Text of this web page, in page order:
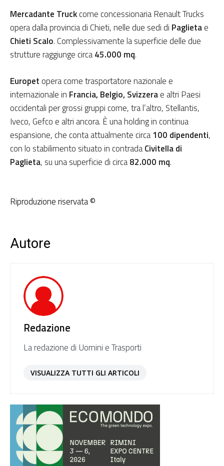
Mercadante Truckcome concessionaria Renault Trucks
opera dalla provincia di Chieti, nelle due sedi di Paglietae
Chieti Scalo. Complessivamente la superficie delle due
strutture raggiunge circa45.000 mq.
Europet opera come trasportatore nazionale e
internazionale in Francia, Belgio, Svizzerae altri Paesi
occidentali per grossi gruppi come, tra l’altro, Stellantis,
Iveco, Gefco e altri ancora. È una holding in continua
espansione, che conta attualmente circa100 dipendenti,
con lo stabilimento situato in contradaCivitella di
Paglieta, su una superficie di circa82.000 mq.
Riproduzione riservata ©
Autore
Redazione
La redazione di Uomini e Trasporti
VISUALIZZA TUTTI GLI ARTICOLI